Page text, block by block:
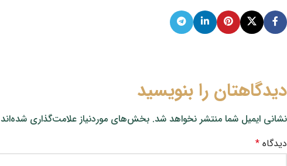
دیدگاهتان را بنویسید
نشانی ایمیل شما منتشر نخواهد شد. بخش‌های موردنیاز علامت‌گذاری شده‌اند
دیدگاه *